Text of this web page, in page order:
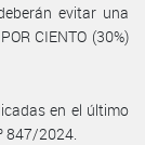
evitar una
CIENTO (30%)
en el último
847/2024.